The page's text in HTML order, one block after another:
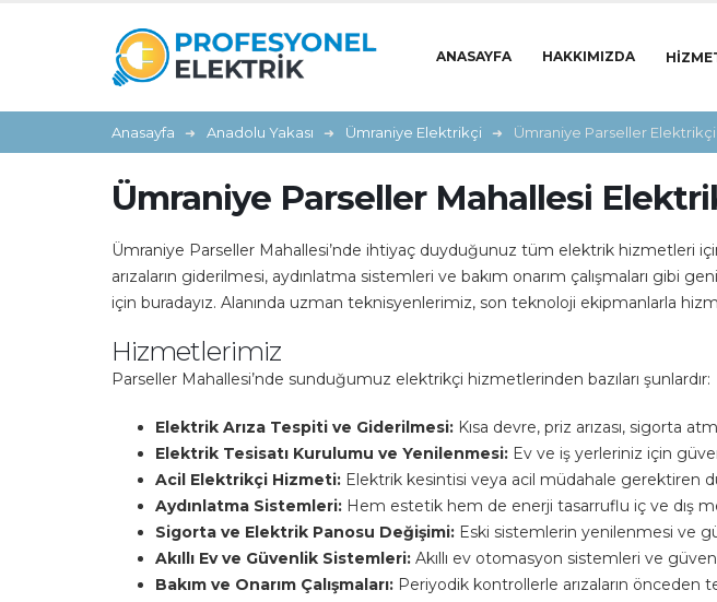
ANASAYFA HAKKIMIZDA
Anasayfa Anadolu Yakası Ümraniye Elektrikçi Ümraniye Parseller Elektrikçi
Ümraniye Parseller Mahallesi
Ümraniye Parseller Mahallesi’nde ihtiyaç duyduğunuz tüm elektrik hizmetleri
arızaların giderilmesi, aydınlatma sistemleri ve bakım onarım çalışmaları gibi
için buradayız. Alanında uzman teknisyenlerimiz, son teknoloji ekipmanlarla
Hizmetlerimiz
Parseller Mahallesi’nde sunduğumuz elektrikçi hizmetlerinden bazıları şunlardır:
Elektrik Arıza Tespiti ve Giderilmesi: Kısa devre, priz arızası, sigorta
Elektrik Tesisatı Kurulumu ve Yenilenmesi: Ev ve iş yerleriniz için
Acil Elektrikçi Hizmeti: Elektrik kesintisi veya acil müdahale gerektiren
Aydınlatma Sistemleri: Hem estetik hem de enerji tasarruflu iç ve dış
Sigorta ve Elektrik Panosu Değişimi: Eski sistemlerin yenilenmesi ve
Akıllı Ev ve Güvenlik Sistemleri: Akıllı ev otomasyon sistemleri ve
Bakım ve Onarım Çalışmaları: Periyodik kontrollerle arızaların önceden